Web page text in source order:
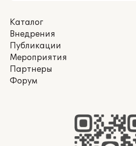
Каталог
Внедрения
Публикации
Мероприятия
Партнеры
Форум